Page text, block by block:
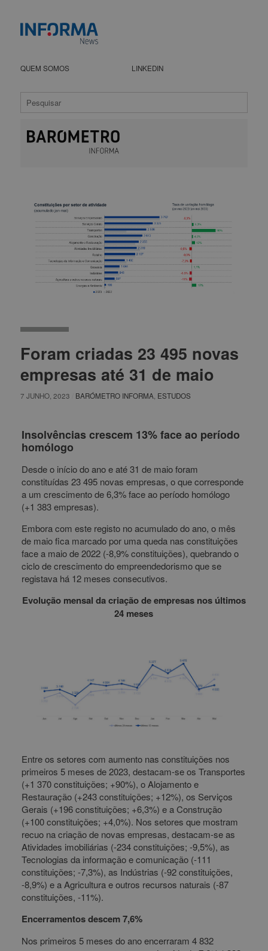
QUEM SOMOS LINKEDIN
Foram criadas 23 495 novas
empresas até 31 de maio
7 JUNHO, 2023 BARÓMETRO INFORMA ESTUDOS
Insolvências crescem 13% face ao período
homólogo
Desde o início do ano e até 31 de maio foram
constituídas 23 495 novas empresas, o que corresponde
a um crescimento de 6,3% face ao período homólogo
(+1 383 empresas).
Embora com este registo no acumulado do ano, o mês
de maio fica marcado por uma queda nas constituições
face a maio de 2022 (-8,9% constituições), quebrando o
ciclo de crescimento do empreendedorismo que se
registava há 12 meses consecutivos.
Evolução mensal da criação de empresas nos últimos
24 meses
Entre os setores com aumento nas constituições nos
primeiros 5 meses de 2023, destacam-se os Transportes
(+1 370 constituições; +90%), o Alojamento e
Restauração (+243 constituições; +12%), os Serviços
Gerais (+196 constituições; +6,3%) e a Construção
(+100 constituições; +4,0%). Nos setores que mostram
recuo na criação de novas empresas, destacam-se as
Atividades imobiliárias (-234 constituições; -9,5%), as
Tecnologias da informação e comunicação (-111
constituições; -7,3%), as Indústrias (-92 constituições,
-8,9%) e a Agricultura e outros recursos naturais (-87
constituições, -11%).
Encerramentos descem 7,6%
Nos primeiros 5 meses do ano encerraram 4 832